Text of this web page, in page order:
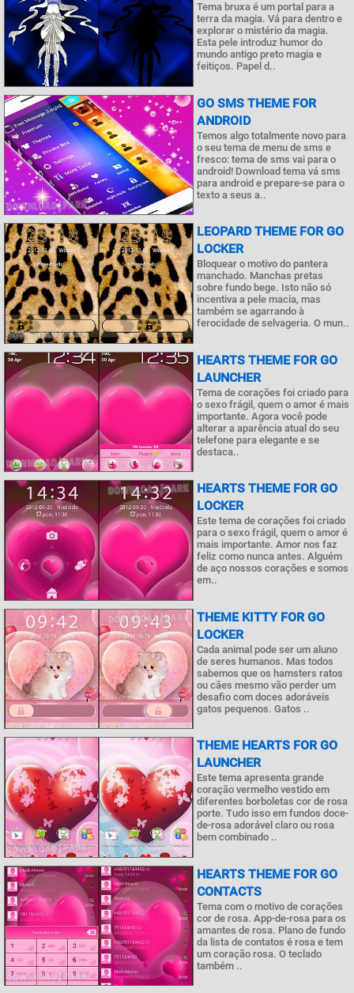
Tema bruxa é um portal para a
terra da magia. Vá para dentro e
explorar o mistério da magia.
Esta pele introduz humor do
mundo antigo preto magia e
feitiços. Papel d..
GO SMS THEME FOR
ANDROID
Temos algo totalmente novo para
o seu tema de menu de sms e
fresco: tema de sms vai para o
android! Download tema vá sms
para android e prepare-se para o
texto a seus a..
LEOPARD THEME FOR GO
LOCKER
Bloquear o motivo do pantera
manchado. Manchas pretas
sobre fundo bege. Isto não só
incentiva a pele macia, mas
também se agarrando à
ferocidade de selvageria. O mun..
HEARTS THEME FOR GO
LAUNCHER
Tema de corações foi criado para
o sexo frágil, quem o amor é mais
importante. Agora você pode
alterar a aparência atual do seu
telefone para elegante e se
destaca..
HEARTS THEME FOR GO
LOCKER
Este tema de corações foi criado
para o sexo frágil, quem o amor é
mais importante. Amor nos faz
feliz como nunca antes. Alguém
de aço nossos corações e somos
em..
THEME KITTY FOR GO
LOCKER
Cada animal pode ser um aluno
de seres humanos. Mas todos
sabemos que os hamsters ratos
ou cães mesmo vão perder um
desafio com doces adoráveis
gatos pequenos. Gatos ..
THEME HEARTS FOR GO
LAUNCHER
Este tema apresenta grande
coração vermelho vestido em
diferentes borboletas cor de rosa
porte. Tudo isso em fundos doce-
de-rosa adorável claro ou rosa
bem combinado ..
HEARTS THEME FOR GO
CONTACTS
Tema com o motivo de corações
cor de rosa. App-de-rosa para os
amantes de rosa. Plano de fundo
da lista de contatos é rosa e tem
um coração rosa. O teclado
também ..